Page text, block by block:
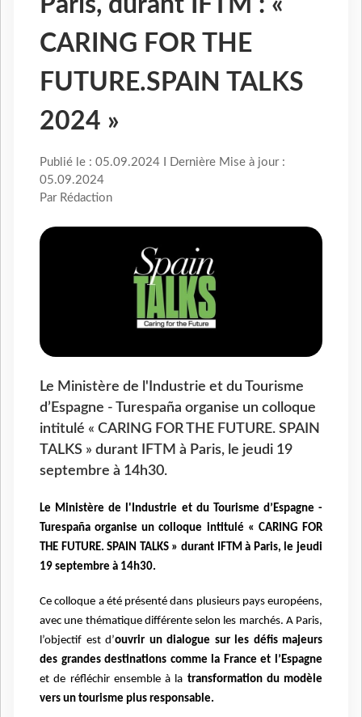
CARING FOR THE
FUTURE.SPAIN TALKS
2024 »
Publié le : 05.09.2024 I Dernière Mise à jour :
05.09.2024
Par Rédaction
Le Ministère de l'Industrie et du Tourisme
d’Espagne - Turespaña organise un colloque
intitulé « CARING FOR THE FUTURE. SPAIN
TALKS » durant IFTM à Paris, le jeudi 19
septembre à 14h30.
Le Ministère de l'Industrie et du Tourisme d’Espagne -
Turespaña organise un colloque intitulé « CARING FOR
THE FUTURE. SPAIN TALKS » durant IFTM à Paris, le jeudi
19 septembre à 14h30.
Ce colloque a été présenté dans plusieurs pays européens,
avec une thématique différente selon les marchés. A Paris,
l’objectif est d’ouvrir un dialogue sur les défis majeurs
des grandes destinations comme la France et l’Espagne
et de réfléchir ensemble à la transformation du modèle
vers un tourisme plus responsable.